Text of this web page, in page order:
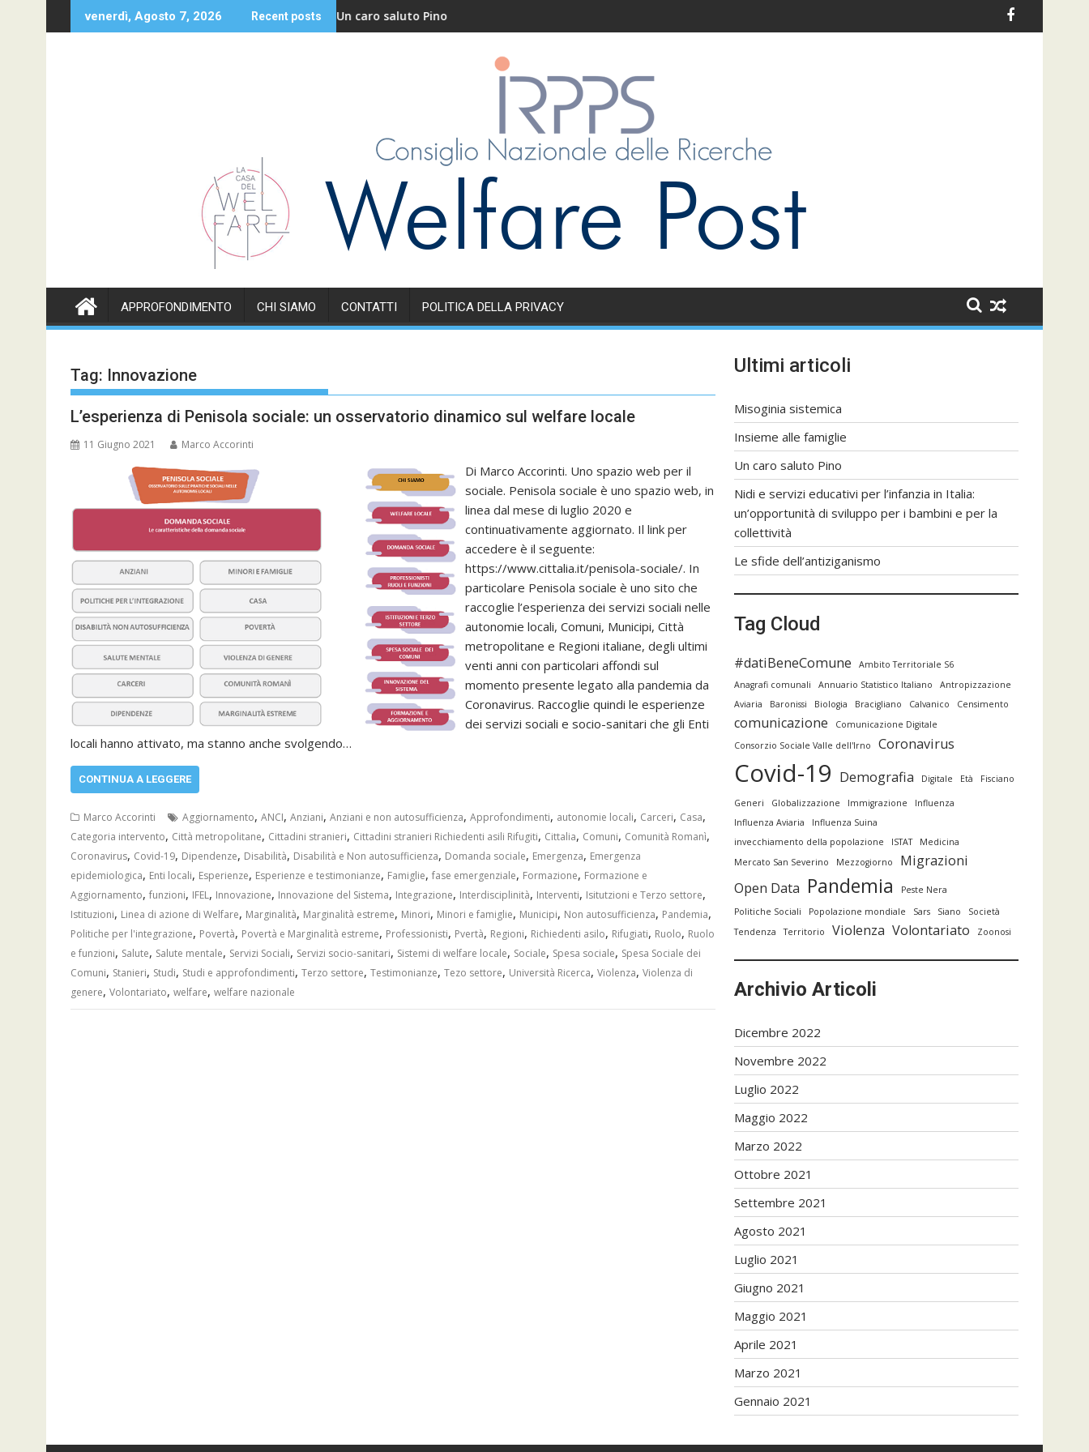
to
venerdì, Agosto 7, 2026 Recent posts
alle famiglie Un caro saluto Pino Nidi e servizi educativi per l’infanzia in Italia: un’opportunità di sviluppo per i
Le sfide dell’antiziganismo
APPROFONDIMENTO CHI SIAMO CONTATTI POLITICA DELLA PRIVACY
Tag: Innovazione
L’esperienza di Penisola sociale: un osservatorio dinamico sul welfare locale
11 Giugno 2021 Marco Accorinti
Di Marco Accorinti. Uno spazio web per il
sociale. Penisola sociale è uno spazio web, in
linea dal mese di luglio 2020 e
continuativamente aggiornato. Il link per
accedere è il seguente:
https://www.cittalia.it/penisola-sociale/. In
particolare Penisola sociale è uno sito che
raccoglie l’esperienza dei servizi sociali nelle
autonomie locali, Comuni, Municipi, Città
metropolitane e Regioni italiane, degli ultimi
venti anni con particolari affondi sul
momento presente legato alla pandemia da
Coronavirus. Raccoglie quindi le esperienze
dei servizi sociali e socio-sanitari che gli Enti
locali hanno attivato, ma stanno anche svolgendo…
CONTINUA A LEGGERE
Marco Accorinti Aggiornamento, ANCI, Anziani, Anziani e non autosufficienza, Approfondimenti, autonomie locali, Carceri, Casa,
Categoria intervento, Città metropolitane, Cittadini stranieri, Cittadini stranieri Richiedenti asili Rifugiti, Cittalia, Comuni, Comunità Romanì,
Coronavirus, Covid-19, Dipendenze, Disabilità, Disabilità e Non autosufficienza, Domanda sociale, Emergenza, Emergenza
epidemiologica, Enti locali, Esperienze, Esperienze e testimonianze, Famiglie, fase emergenziale, Formazione, Formazione e
Aggiornamento, funzioni, IFEL, Innovazione, Innovazione del Sistema, Integrazione, Interdisciplinità, Interventi, Isitutzioni e Terzo settore,
Istituzioni, Linea di azione di Welfare, Marginalità, Marginalità estreme, Minori, Minori e famiglie, Municipi, Non autosufficienza, Pandemia,
Politiche per l'integrazione, Povertà, Povertà e Marginalità estreme, Professionisti, Pvertà, Regioni, Richiedenti asilo, Rifugiati, Ruolo, Ruolo
e funzioni, Salute, Salute mentale, Servizi Sociali, Servizi socio-sanitari, Sistemi di welfare locale, Sociale, Spesa sociale, Spesa Sociale dei
Comuni, Stanieri, Studi, Studi e approfondimenti, Terzo settore, Testimonianze, Tezo settore, Università Ricerca, Violenza, Violenza di
genere, Volontariato, welfare, welfare nazionale
Ultimi articoli
Misoginia sistemica
Insieme alle famiglie
Un caro saluto Pino
Nidi e servizi educativi per l’infanzia in Italia:
un’opportunità di sviluppo per i bambini e per la
collettività
Le sfide dell’antiziganismo
Tag Cloud
#datiBeneComune
Ambito Territoriale S6
Anagrafi comunali
Annuario Statistico Italiano
Antropizzazione
Aviaria
Baronissi Biologia Bracigliano Calvanico Censimento
comunicazione
Comunicazione Digitale
Consorzio Sociale Valle dell'Irno
Coronavirus
Covid-19 Demografia Digitale Età Fisciano
Generi Globalizzazione Immigrazione
Influenza
Influenza Aviaria
Influenza Suina
invecchiamento della popolazione
ISTAT
Medicina
Mercato San Severino
Mezzogiorno
Migrazioni
Open Data Pandemia
Peste Nera
Politiche Sociali
Popolazione mondiale Sars Siano
Società
Tendenza
Territorio Violenza Volontariato Zoonosi
Archivio Articoli
Dicembre 2022
Novembre 2022
Luglio 2022
Maggio 2022
Marzo 2022
Ottobre 2021
Settembre 2021
Agosto 2021
Luglio 2021
Giugno 2021
Maggio 2021
Aprile 2021
Marzo 2021
Gennaio 2021